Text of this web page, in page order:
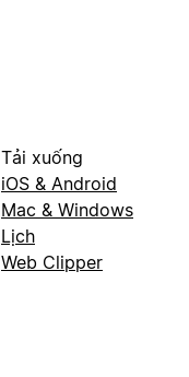
Tải xuống
iOS & Android
Mac & Windows
Lịch
Web Clipper